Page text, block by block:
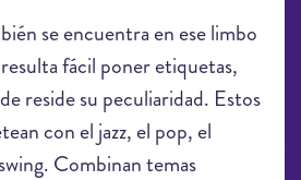
se encuentra en ese limbo
fácil poner etiquetas,
reside su peculiaridad. Estos
con el jazz, el pop, el
Combinan temas